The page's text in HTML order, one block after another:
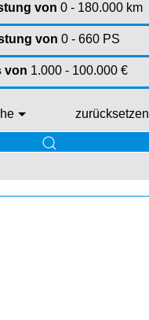
von 0 - 180.000km
von 0 - 660PS
von 1.000 - 100.000 €
zurücksetzen